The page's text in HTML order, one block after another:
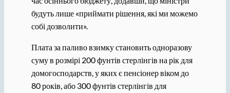
будуть лише «приймати рішення, які ми можемо
собі дозволити».
Плата за паливо взимку становить одноразову
суму в розмірі 200 фунтів стерлінгів на рік для
домогосподарств, у яких є пенсіонер віком до
80 років, або 300 фунтів стерлінгів для